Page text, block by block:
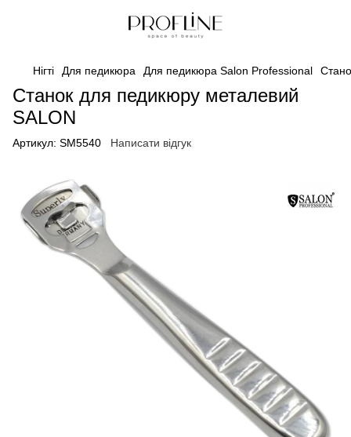
Нігті Для педикюра Для педикюра Salon Professional
Станок для педикюру металевий
SALON
Артикул: SM5540 Написати відгук